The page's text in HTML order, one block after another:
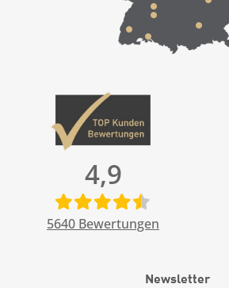
4,9
5640 Bewertungen
Newsletter